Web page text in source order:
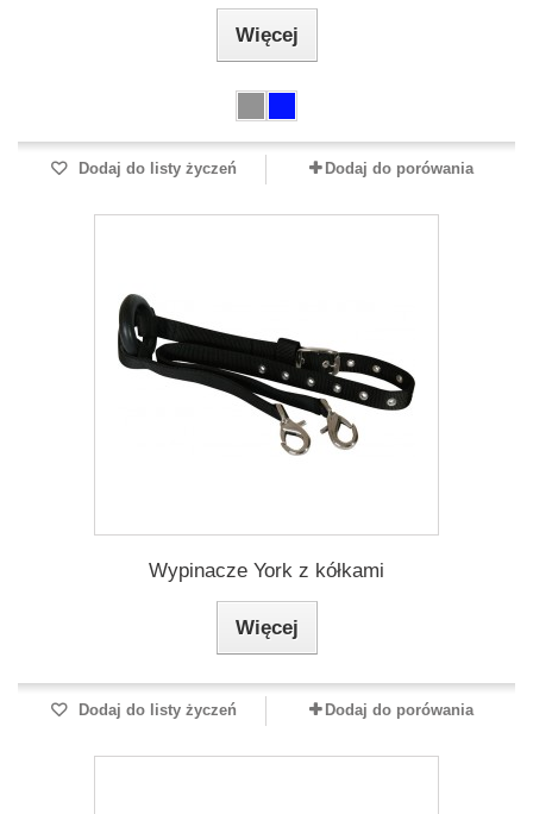
Więcej
Dodaj do listy życzeń Dodaj do porówania
Wypinacze York z kółkami
Więcej
Dodaj do listy życzeń Dodaj do porówania